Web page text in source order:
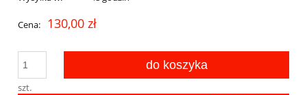
Cena: 130,00 zł
szt.
do koszyka